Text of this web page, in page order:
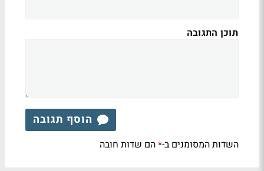
תוכן התגובה
הוסף תגובה
השדות המסומנים ב-*הם שדות חובה